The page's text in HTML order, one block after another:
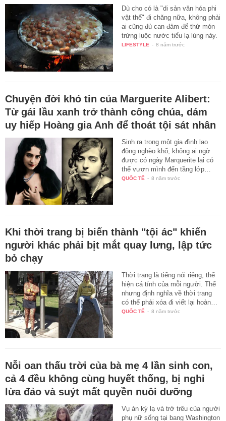
Dù cho có là "di sản văn hóa phi
vật thể" đi chăng nữa, không phải
ai cũng đủ can đảm để thử món
trứng luộc nước tiểu lạ lùng này.
LIFESTYLE - 8 năm trước
Chuyện đời khó tin của Marguerite Alibert:
Từ gái lầu xanh trở thành công chúa, dám
uy hiếp Hoàng gia Anh để thoát tội sát nhân
Sinh ra trong một gia đình lao
động nghèo khổ, không ai ngờ
được có ngày Marquerite lại có
thể vươn mình đến tầng lớp…
QUỐC TẾ - 8 năm trước
Khi thời trang bị biến thành "tội ác" khiến
người khác phải bịt mắt quay lưng, lập tức
bỏ chạy
Thời trang là tiếng nói riêng, thể
hiện cá tính của mỗi người. Thế
nhưng định nghĩa về thời trang
có thể phải xóa đi viết lại hoàn…
QUỐC TẾ - 8 năm trước
Nỗi oan thấu trời của bà mẹ 4 lần sinh con,
cả 4 đều không cùng huyết thống, bị nghi
lừa đảo và suýt mất quyền nuôi dưỡng
Vụ án kỳ lạ và trớ trêu của người
phụ nữ sống tại bang Washington